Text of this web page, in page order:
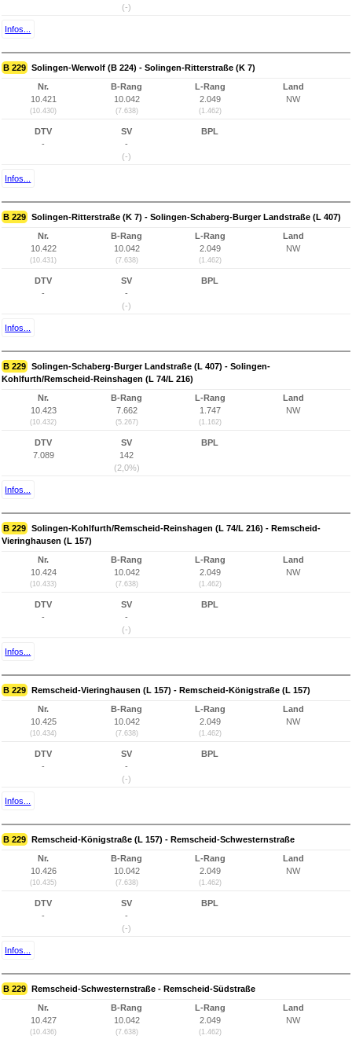
(-)
Infos...
B 229 Solingen-Werwolf (B 224) - Solingen-Ritterstraße (K 7)
Nr.
10.421
(10.430)
B-Rang
10.042
(7.638)
L-Rang
2.049
(1.462)
Land
NW
DTV
-
SV
-
(-)
BPL
Infos...
B 229 Solingen-Ritterstraße (K 7) - Solingen-Schaberg-Burger Landstraße (L 407)
Nr.
10.422
(10.431)
B-Rang
10.042
(7.638)
L-Rang
2.049
(1.462)
Land
NW
DTV
-
SV
-
(-)
BPL
Infos...
B 229 Solingen-Schaberg-Burger Landstraße (L 407) - Solingen-
Kohlfurth/Remscheid-Reinshagen (L 74/L 216)
Nr.
10.423
(10.432)
B-Rang
7.662
(5.267)
L-Rang
1.747
(1.162)
Land
NW
DTV
7.089
SV
142
(2,0%)
BPL
Infos...
B 229 Solingen-Kohlfurth/Remscheid-Reinshagen (L 74/L 216) - Remscheid-
Vieringhausen (L 157)
Nr.
10.424
(10.433)
B-Rang
10.042
(7.638)
L-Rang
2.049
(1.462)
Land
NW
DTV
-
SV
-
(-)
BPL
Infos...
B 229 Remscheid-Vieringhausen (L 157) - Remscheid-Königstraße (L 157)
Nr.
10.425
(10.434)
B-Rang
10.042
(7.638)
L-Rang
2.049
(1.462)
Land
NW
DTV
-
SV
-
(-)
BPL
Infos...
B 229 Remscheid-Königstraße (L 157) - Remscheid-Schwesternstraße
Nr.
10.426
(10.435)
B-Rang
10.042
(7.638)
L-Rang
2.049
(1.462)
Land
NW
DTV
-
SV
-
(-)
BPL
Infos...
B 229 Remscheid-Schwesternstraße - Remscheid-Südstraße
Nr.
10.427
(10.436)
B-Rang
10.042
(7.638)
L-Rang
2.049
(1.462)
Land
NW